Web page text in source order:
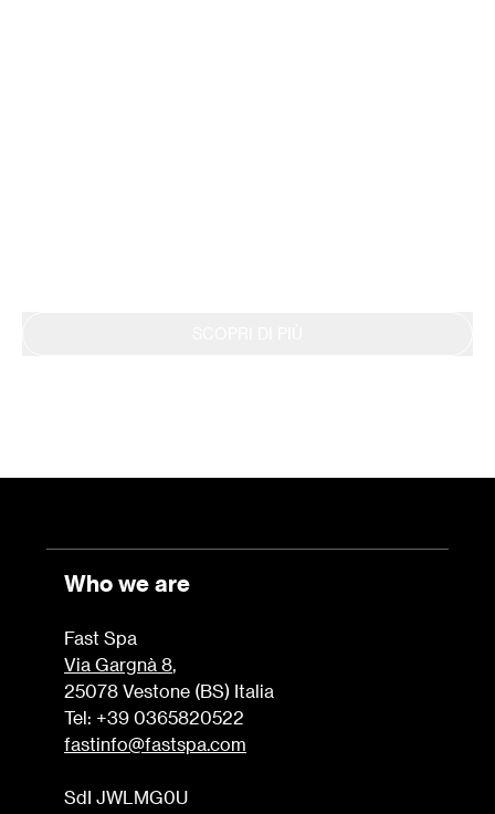
Who we are
Fast Spa
Via Gargnà 8,
25078 Vestone (BS) Italia
Tel: +39 0365820522
fastinfo@fastspa.com
SdI JWLMG0U